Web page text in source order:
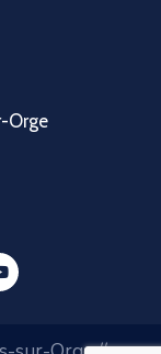
Orge